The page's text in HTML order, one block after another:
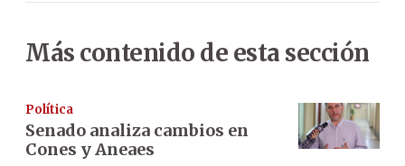
Más contenido de esta sección
Política
Senado analiza cambios en
Cones y Aneaes